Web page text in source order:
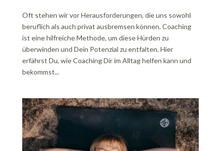
Oft stehen wir vor Herausforderungen, die uns sowohl
beruflich als auch privat ausbremsen können. Coaching
ist eine hilfreiche Methode, um diese Hürden zu
überwinden und Dein Potenzial zu entfalten. Hier
erfährst Du, wie Coaching Dir im Alltag helfen kann und
bekommst...